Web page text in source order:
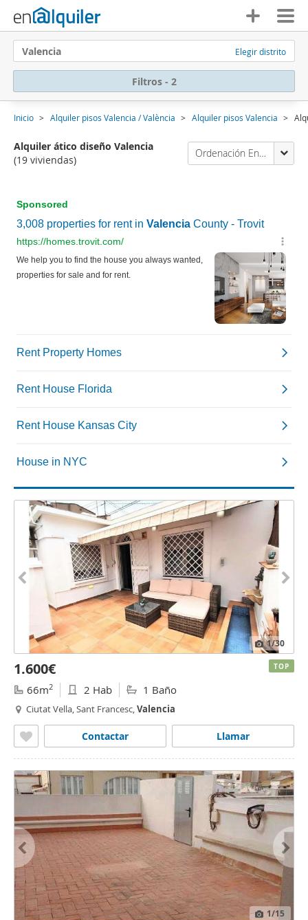
Valencia Elegir distrito
Filtros - 2
Inicio Alquiler pisos Valencia / València Alquiler pisos Valencia
Alquiler ático diseño Valencia
(19 viviendas)
Ordenación Enalquiler
1/30
1.600€
66m2 2 Hab 1 Baño
Ciutat Vella, Sant Francesc,Valencia
Llamar
Contactar
TOP
1/15